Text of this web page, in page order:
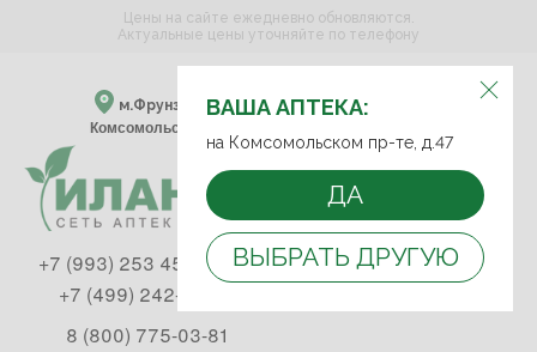
ВЫБЕРИТЕ АПТЕКУ:
м.Фрунзенская м.Спортивная
Комсомольский пр-т, д. 47
ВАША АПТЕКА:
на Комсомольском пр-те, д.47
ДА
ВЫБРАТЬ ДРУГУЮ
Цены на сайте ежедневно обновляются.
Актуальные цены уточняйте по телефону
+7 (993) 253 45 93
+7 (499) 242-90-85
8 (800) 775-03-81